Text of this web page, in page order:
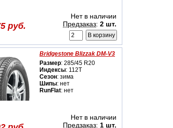
руб.
Нет в наличии
Предзаказ: 2 шт.
Bridgestone Blizzak DM-V3
Размер: 285/45 R20
Индексы: 112T
Сезон: зима
Шипы: нет
RunFlat: нет
Нет в наличии
Предзаказ: 1 шт.